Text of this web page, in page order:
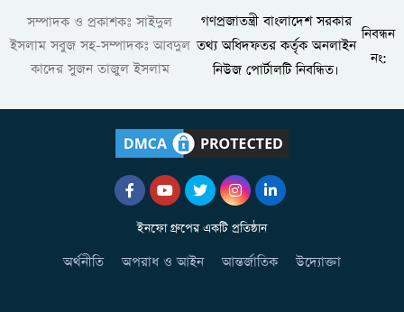
সম্পাদক ও প্রকাশকঃ সাইদুল
ইসলাম সবুজ সহ-সম্পাদকঃ আবদুল
কাদের সুজন তাজুল ইসলাম
গণপ্রজাতন্ত্রী বাংলাদেশ সরকার
তথ্য অধিদফতর কর্তৃক অনলাইন
নিউজ পোর্টালটি নিবন্ধিত।
নিবন্ধন
নং:
ইনফো গ্রুপের একটি প্রতিষ্ঠান
অর্থনীতি অপরাধ ও আইন আন্তর্জাতিক উদ্যোক্তা